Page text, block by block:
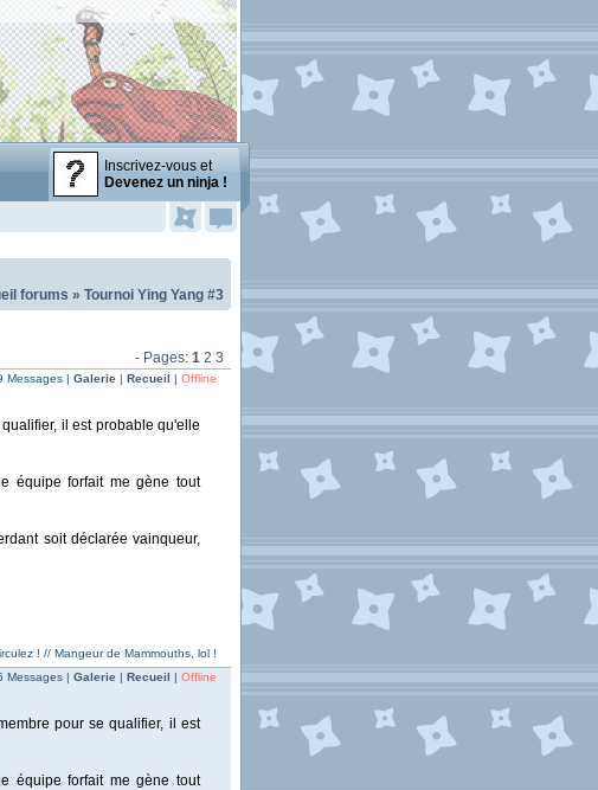
Inscrivez-vous et
Devenez un ninja !
forums » Tournoi Ying Yang #3
- Pages: 1 2 3
Messages | Galerie | Recueil | Offline
il est probable qu'elle
équipe forfait me gène tout
soit déclarée vainqueur,
! // Mangeur de Mammouths, lol !
Messages | Galerie | Recueil | Offline
pour se qualifier, il est
équipe forfait me gène tout